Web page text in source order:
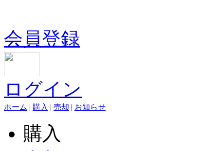
会員登録
ログイン
ホーム | 購入 | 売却 | お知らせ
購入